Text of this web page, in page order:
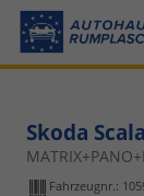
Skoda Scala
Fahrzeugnr.: